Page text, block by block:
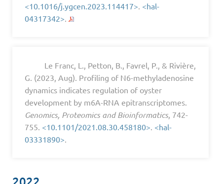
<10.1016/j.ygcen.2023.114417> <hal-
04317342>
Le Franc, L., Petton, B., Favrel, P., & Rivière,
G. (2023, Aug). Profiling of N6-methyladenosine
dynamics indicates regulation of oyster
development by m6A-RNA epitranscriptomes.
Genomics, Proteomics and Bioinformatics, 742-
755. <10.1101/2021.08.30.458180> <hal-
03331890>